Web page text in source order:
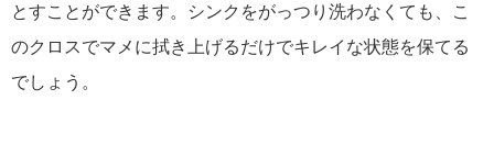
とすことができます。シンクをがっつり洗わなくても、こ
のクロスでマメに拭き上げるだけでキレイな状態を保てる
でしょう。